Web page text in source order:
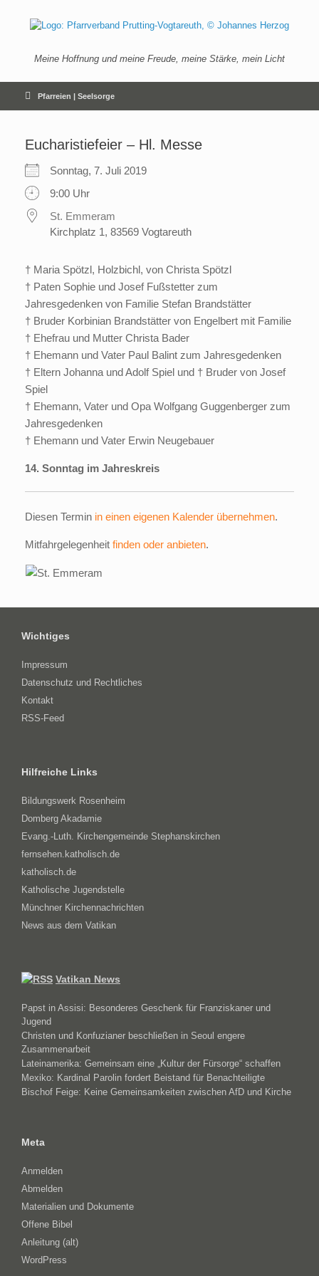
springen
Meine Hoffnung und meine Freude, meine Stärke, mein Licht
Pfarreien | Seelsorge
Eucharistiefeier – Hl. Messe
Sonntag, 7. Juli 2019
9:00 Uhr
St. Emmeram
Kirchplatz 1, 83569 Vogtareuth
† Maria Spötzl, Holzbichl, von Christa Spötzl
† Paten Sophie und Josef Fußstetter zum
Jahresgedenken von Familie Stefan Brandstätter
† Bruder Korbinian Brandstätter von Engelbert mit Familie
† Ehefrau und Mutter Christa Bader
† Ehemann und Vater Paul Balint zum Jahresgedenken
† Eltern Johanna und Adolf Spiel und † Bruder von Josef
Spiel
† Ehemann, Vater und Opa Wolfgang Guggenberger zum
Jahresgedenken
† Ehemann und Vater Erwin Neugebauer
14. Sonntag im Jahreskreis
Diesen Termin in einen eigenen Kalender übernehmen.
Mitfahrgelegenheit finden oder anbieten.
Wichtiges
Impressum
Datenschutz und Rechtliches
Kontakt
RSS-Feed
Hilfreiche Links
Bildungswerk Rosenheim
Domberg Akadamie
Evang.-Luth. Kirchengemeinde Stephanskirchen
fernsehen.katholisch.de
katholisch.de
Katholische Jugendstelle
Münchner Kirchennachrichten
News aus dem Vatikan
Vatikan News
Papst in Assisi: Besonderes Geschenk für Franziskaner und
Jugend
Christen und Konfuzianer beschließen in Seoul engere
Zusammenarbeit
Lateinamerika: Gemeinsam eine „Kultur der Fürsorge“ schaffen
Mexiko: Kardinal Parolin fordert Beistand für Benachteiligte
Bischof Feige: Keine Gemeinsamkeiten zwischen AfD und Kirche
Meta
Anmelden
Abmelden
Materialien und Dokumente
Offene Bibel
Anleitung (alt)
WordPress